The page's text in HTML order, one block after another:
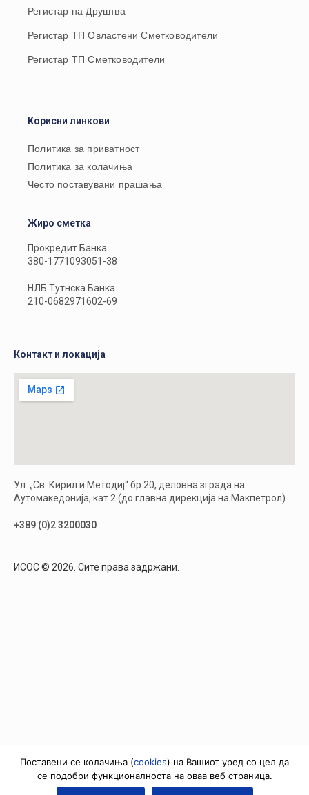
Регистар на Друштва
Регистар ТП Овластени Сметководители
Регистар ТП Сметководители
Корисни линкови
Политика за приватност
Политика за колачиња
Често поставувани прашања
Жиро сметка
Прокредит Банка
380-1771093051-38
НЛБ Тутнска Банка
210-0682971602-69
Контакт и локација
Ул. „Св. Кирил и Методиј“ бр.20, деловна зграда на
Аутомакедонија, кат 2 (до главна дирекција на Макпетрол)
+389 (0)2 3200030
ИСОС © 2026. Сите права задржани.
Поставени се колачиња (cookies) на Вашиот уред со цел да
се подобри функционалноста на оваа веб страница.